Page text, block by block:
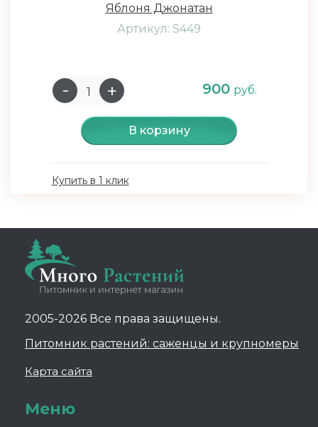
Яблоня Джонатан
Артикул: S449
900 руб.
В корзину
Купить в 1 клик
2005-2026 Все права защищены.
Питомник растений: саженцы и крупномеры
Карта сайта
Меню